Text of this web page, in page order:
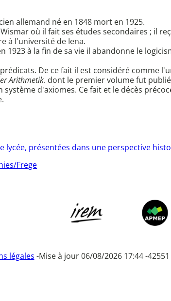
allemand né en 1848 mort en 1925.
où il fait ses études secondaires ; il
à l'université de Iena.
1923 à la fin de sa vie il abandonne le
De ce fait il est considéré comme
Arithmetik. dont le premier volume fut
d'axiomes. Ce fait et le décès
présentées dans une perspective
Frege
légales -Mise à jour 06/08/2026 17:44 -